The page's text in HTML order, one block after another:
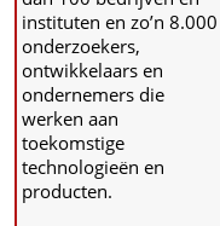
instituten en zo’n 8.000
onderzoekers,
ontwikkelaars en
ondernemers die
werken aan
toekomstige
technologieën en
producten.